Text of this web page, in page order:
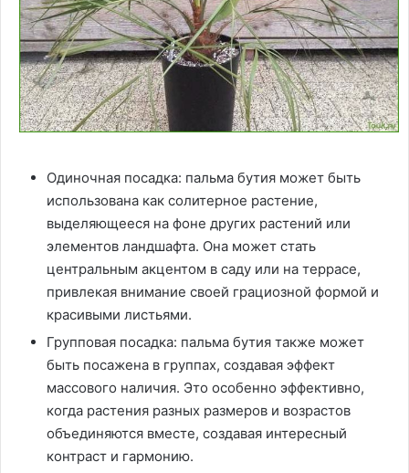
Одиночная посадка: пальма бутия может быть
использована как солитерное растение,
выделяющееся на фоне других растений или
элементов ландшафта. Она может стать
центральным акцентом в саду или на террасе,
привлекая внимание своей грациозной формой и
красивыми листьями.
Групповая посадка: пальма бутия также может
быть посажена в группах, создавая эффект
массового наличия. Это особенно эффективно,
когда растения разных размеров и возрастов
объединяются вместе, создавая интересный
контраст и гармонию.